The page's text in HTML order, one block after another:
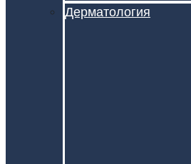
Дерматология